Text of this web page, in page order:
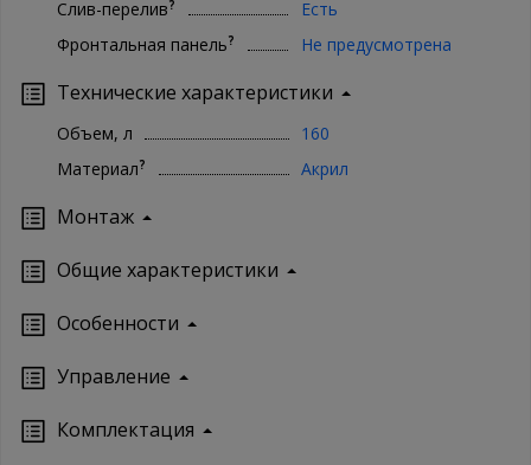
Слив-перелив?
Есть
Фронтальная панель? Не предусмотрена
Технические характеристики
Объем, л
160
Материал? Акрил
Монтаж
Oбщие характеристики
Особенности
Управление
Кoмплектация